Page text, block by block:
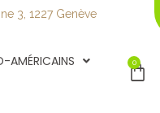
3, 1227 Genève
AMÉRICAINS
0